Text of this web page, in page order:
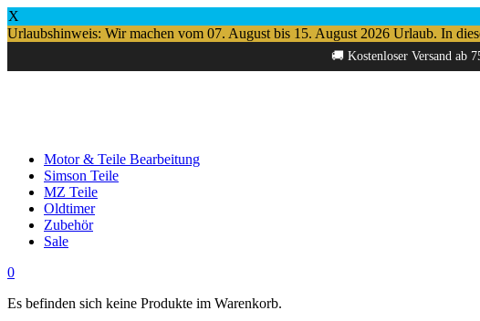
X
Urlaubshinweis: Wir machen vom 07. August bis 15. August 2026 Urlaub. In
🚚 Kostenloser Versand ab
Motor & Teile Bearbeitung
Simson Teile
MZ Teile
Oldtimer
Zubehör
Sale
0
Es befinden sich keine Produkte im Warenkorb.